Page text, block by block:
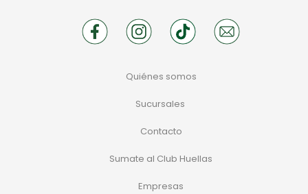
Quiénes somos
Sucursales
Contacto
Sumate al Club Huellas
Empresas